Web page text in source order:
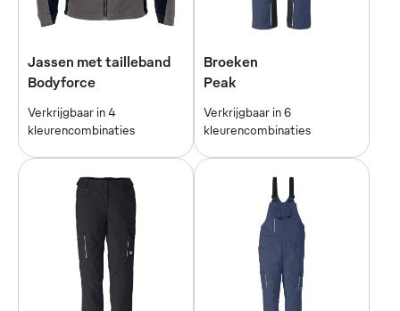
Jassen met tailleband
Bodyforce
Verkrijgbaar in 4
kleurencombinaties
Broeken
Peak
Verkrijgbaar in 6
kleurencombinaties